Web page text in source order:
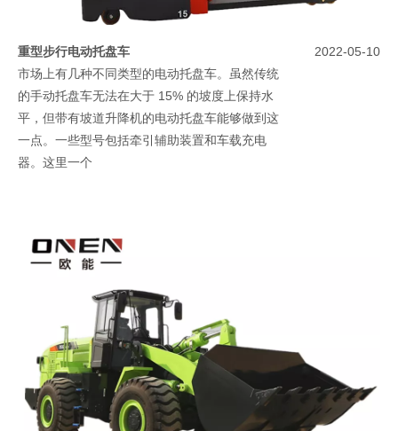
重型步行电动托盘车
市场上有几种不同类型的电动托盘车。虽然传统
的手动托盘车无法在大于 15% 的坡度上保持水
平，但带有坡道升降机的电动托盘车能够做到这
一点。一些型号包括牵引辅助装置和车载充电
器。这里一个
2022-05-10